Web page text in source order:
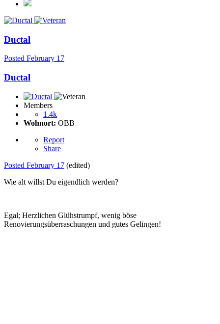
Ductal
Posted February 17
Ductal
Members
1.4k
Wohnort: OBB
Report
Share
Posted February 17 (edited)
Wie alt willst Du eigendlich werden?
Egal; Herzlichen Glühstrumpf, wenig böse
Renovierungsüberraschungen und gutes Gelingen!